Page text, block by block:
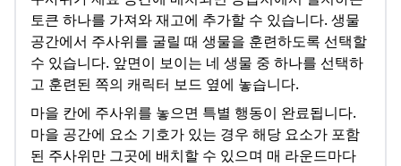
토큰 하나를 가져와 재고에 추가할 수 있습니다. 생물
공간에서 주사위를 굴릴 때 생물을 훈련하도록 선택할
수 있습니다. 앞면이 보이는 네 생물 중 하나를 선택하
고 훈련된 쪽의 캐릭터 보드 옆에 놓습니다.
마을 칸에 주사위를 놓으면 특별 행동이 완료됩니다.
마을 공간에 요소 기호가 있는 경우 해당 요소가 포함
된 주사위만 그곳에 배치할 수 있으며 매 라운드마다